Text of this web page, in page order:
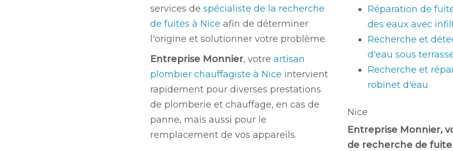
services de spécialiste de la recherche
de fuites à Nice afin de déterminer
l'origine et solutionner votre problème.
Entreprise Monnier, votre artisan
plombier chauffagiste à Nice intervient
rapidement pour diverses prestations
de plomberie et chauffage, en cas de
panne, mais aussi pour le
remplacement de vos appareils.
Réparation de
des eaux avec
Recherche et
d'eau sous
Recherche et
robinet d'eau
Nice
Entreprise Monnier,
de recherche de fuite